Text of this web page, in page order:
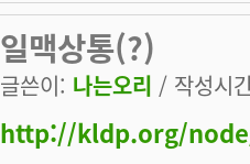
일맥상통(?)
글쓴이: 나는오리 / 작성시
http://kldp.org/